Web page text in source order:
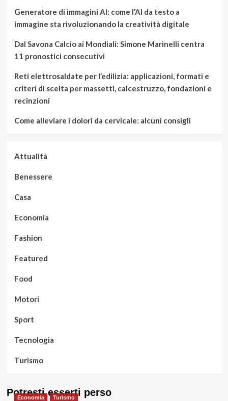
Generatore di immagini AI: come l’AI da testo a
immagine sta rivoluzionando la creatività digitale
Dal Savona Calcio ai Mondiali: Simone Marinelli centra
11 pronostici consecutivi
Reti elettrosaldate per l’edilizia: applicazioni, formati e
criteri di scelta per massetti, calcestruzzo, fondazioni e
recinzioni
Come alleviare i dolori da cervicale: alcuni consigli
Attualità
Benessere
Casa
Economia
Fashion
Featured
Food
Motori
Sport
Tecnologia
Turismo
Potresti esserti perso
Economia Turismo